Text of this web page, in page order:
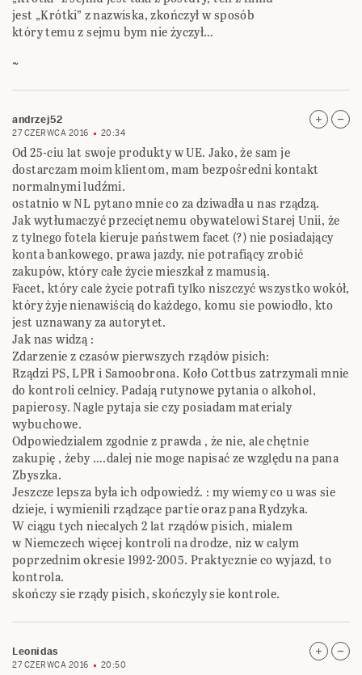
jest „Krótki” z nazwiska, zkończył w sposób
który temu z sejmu bym nie życzył…
~
andrzej52
27 CZERWCA 2016 20:34
Od 25-ciu lat swoje produkty w UE. Jako, że sam je
dostarczam moim klientom, mam bezpośredni kontakt
normalnymi ludźmi.
ostatnio w NL pytano mnie co za dziwadła u nas rządzą.
Jak wytłumaczyć przeciętnemu obywatelowi Starej Unii, że
z tylnego fotela kieruje państwem facet (?) nie posiadający
konta bankowego, prawa jazdy, nie potrafiący zrobić
zakupów, który całe życie mieszkał z mamusią.
Facet, który cale życie potrafi tylko niszczyć wszystko wokół,
który żyje nienawiścią do każdego, komu sie powiodło, kto
jest uznawany za autorytet.
Jak nas widzą :
Zdarzenie z czasów pierwszych rządów pisich:
Rządzi PS, LPR i Samoobrona. Koło Cottbus zatrzymali mnie
do kontroli celnicy. Padają rutynowe pytania o alkohol,
papierosy. Nagle pytaja sie czy posiadam materialy
wybuchowe.
Odpowiedzialem zgodnie z prawda , że nie, ale chętnie
zakupię , żeby ….dalej nie moge napisać ze względu na pana
Zbyszka.
Jeszcze lepsza była ich odpowiedź. : my wiemy co u was sie
dzieje, i wymienili rządzące partie oraz pana Rydzyka.
W ciągu tych niecalych 2 lat rządów pisich, mialem
w Niemczech więcej kontroli na drodze, niz w calym
poprzednim okresie 1992-2005. Praktycznie co wyjazd, to
kontrola.
skończy sie rządy pisich, skończyly sie kontrole.
Leonidas
27 CZERWCA 2016 20:50